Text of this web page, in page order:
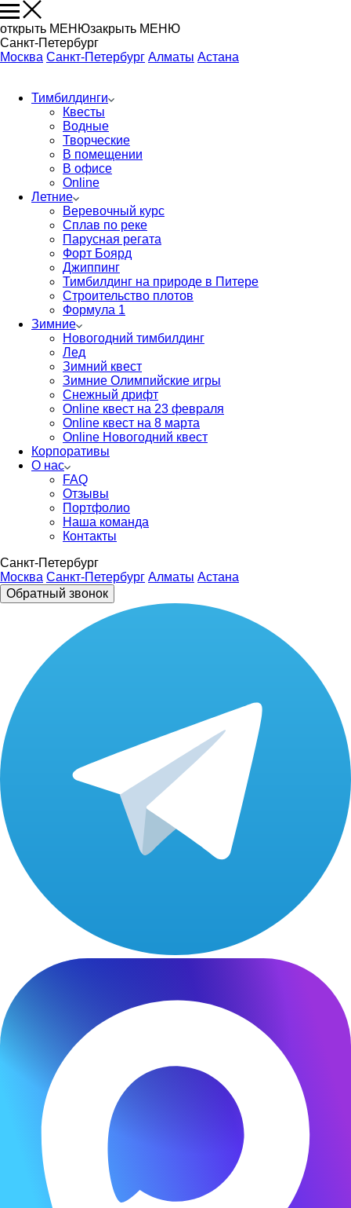
открыть МЕНЮзакрыть МЕНЮ
Санкт-Петербург
Москва Санкт-Петербург Алматы Астана
Тимбилдинги
Квесты
Водные
Творческие
В помещении
В офисе
Online
Летние
Веревочный курс
Сплав по реке
Парусная регата
Форт Боярд
Джиппинг
Тимбилдинг на природе в Питере
Строительство плотов
Формула 1
Зимние
Новогодний тимбилдинг
Лед
Зимний квест
Зимние Олимпийские игры
Снежный дрифт
Online квест на 23 февраля
Online квест на 8 марта
Online Новогодний квест
Корпоративы
О нас
FAQ
Отзывы
Портфолио
Наша команда
Контакты
Санкт-Петербург
Москва Санкт-Петербург Алматы Астана
Обратный звонок